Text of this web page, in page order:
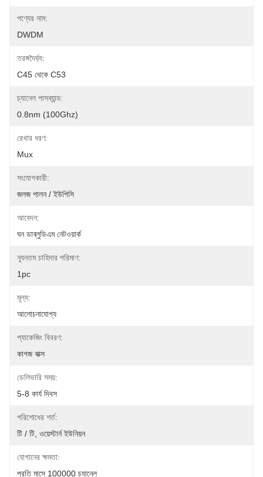
পণ্যের নাম:
DWDM
তরঙ্গদৈর্ঘ্য:
C45 থেকে C53
চ্যানেল পাসব্যান্ড:
0.8nm (100Ghz)
রেখার ধরণ:
Mux
সংযোগকারী:
জলজ পালন / ইউপিসি
আবেদন:
ঘন ডাব্লুডিএম নেটওয়ার্ক
ন্যূনতম চাহিদার পরিমাণ:
1pc
মূল্য:
আলোচনাযোগ্য
প্যাকেজিং বিবরণ:
কাগজ বাক্স
ডেলিভারি সময়:
5-8 কার্য দিবস
পরিশোধের শর্ত:
টি / টি, ওয়েস্টার্ন ইউনিয়ন
যোগানের ক্ষমতা:
প্রতি মাসে 100000 চ্যানেল